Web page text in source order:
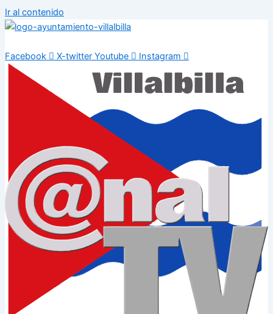
Ir al contenido
Facebook X-twitter Youtube Instagram